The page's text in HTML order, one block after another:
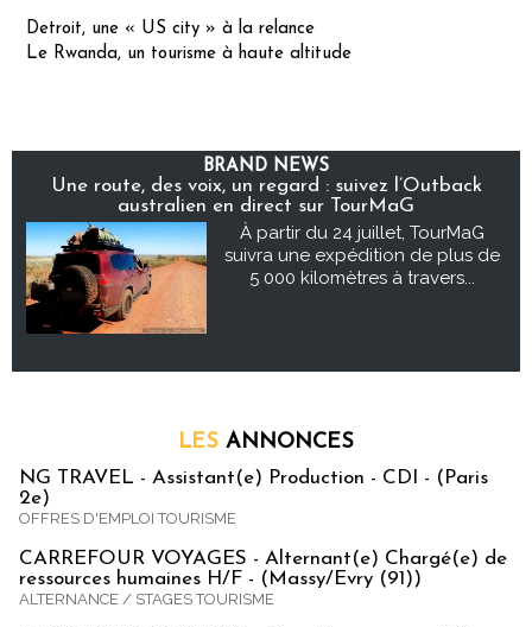
Detroit, une « US city » à la relance
Le Rwanda, un tourisme à haute altitude
BRAND NEWS
Une route, des voix, un regard : suivez l’Outback
australien en direct sur TourMaG
À partir du 24 juillet, TourMaG
suivra une expédition de plus de
5 000 kilomètres à travers...
LES ANNONCES
NG TRAVEL - Assistant(e) Production - CDI - (Paris
2e)
OFFRES D'EMPLOI TOURISME
CARREFOUR VOYAGES - Alternant(e) Chargé(e) de
ressources humaines H/F - (Massy/Evry (91))
ALTERNANCE / STAGES TOURISME